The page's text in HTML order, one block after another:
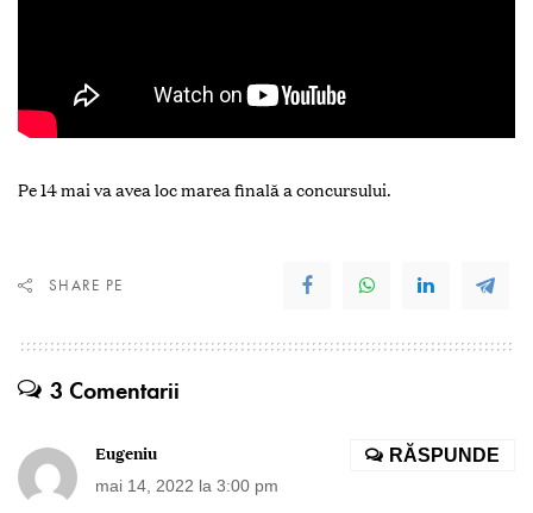
Pe 14 mai va avea loc marea finală a concursului.
SHARE PE
3 Comentarii
Eugeniu
mai 14, 2022 la 3:00 pm
RĂSPUNDE